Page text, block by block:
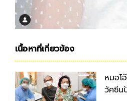
เนื้อหาที่เกี่ยวข้อง
หมอโ
วัคซีน